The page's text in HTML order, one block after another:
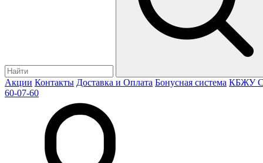
Акции Контакты Доставка и Оплата Бонусная система КБЖУ
60-07-60